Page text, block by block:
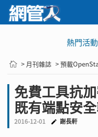
熱門活
> 月刊雜誌 > 預載
免費工具抗
既有端點安
2016-12-01 謝長軒